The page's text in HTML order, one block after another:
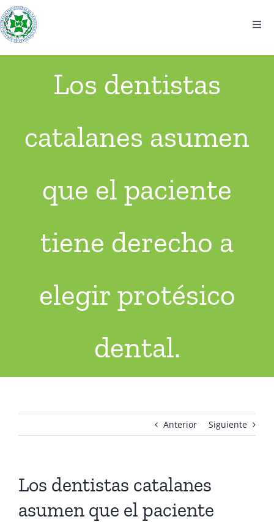
Saltar
al
contenido
El colegio
Información
Noticias
Los dentistas
catalanes asumen
que el paciente
tiene derecho a
elegir protésico
dental.
Anterior Siguiente
Los dentistas catalanes
asumen que el paciente